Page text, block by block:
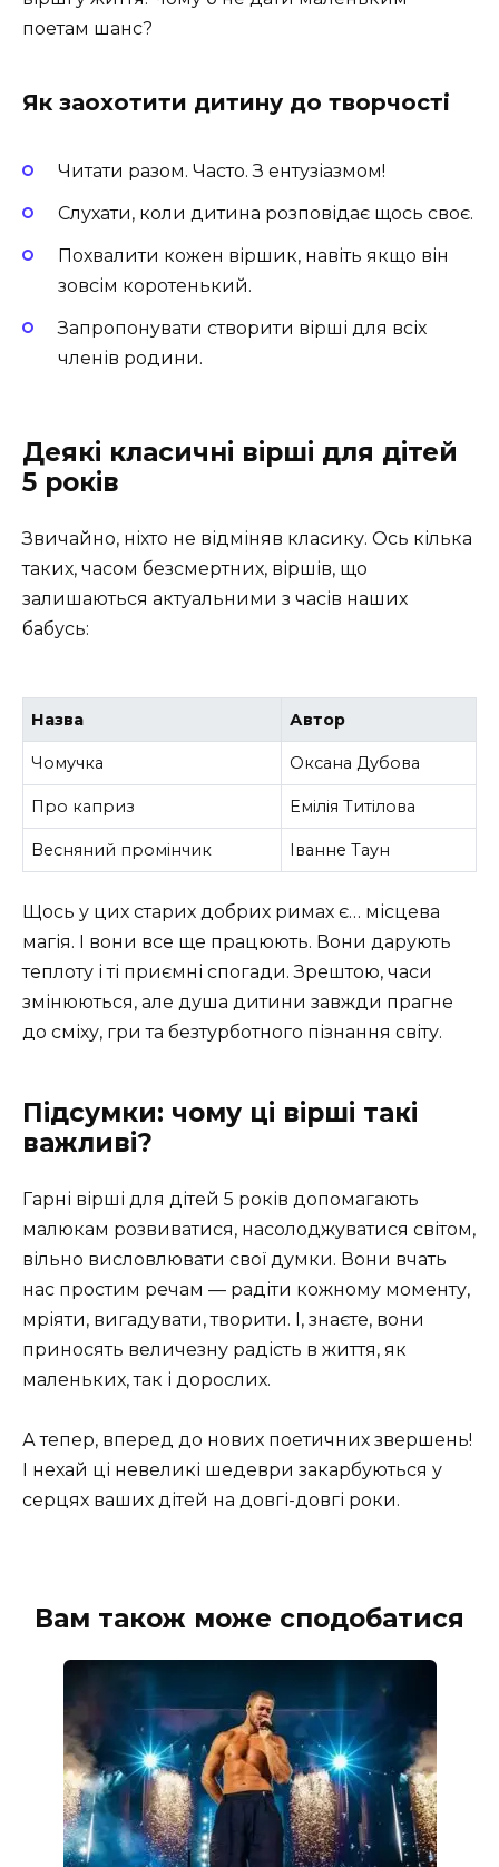
поетам шанс?
Як заохотити дитину до творчості
Читати разом. Часто. З ентузіазмом!
Слухати, коли дитина розповідає щось своє.
Похвалити кожен віршик, навіть якщо він
зовсім коротенький.
Запропонувати створити вірші для всіх
членів родини.
Деякі класичні вірші для дітей
5 років
Звичайно, ніхто не відміняв класику. Ось кілька
таких, часом безсмертних, віршів, що
залишаються актуальними з часів наших
бабусь:
Назва Автор
Чомучка Оксана Дубова
Про каприз Емілія Титілова
Весняний промінчик Іванне Таун
Щось у цих старих добрих римах є… місцева
магія. І вони все ще працюють. Вони дарують
теплоту і ті приємні спогади. Зрештою, часи
змінюються, але душа дитини завжди прагне
до сміху, гри та безтурботного пізнання світу.
Підсумки: чому ці вірші такі
важливі?
Гарні вірші для дітей 5 років допомагають
малюкам розвиватися, насолоджуватися світом,
вільно висловлювати свої думки. Вони вчать
нас простим речам — радіти кожному моменту,
мріяти, вигадувати, творити. І, знаєте, вони
приносять величезну радість в життя, як
маленьких, так і дорослих.
А тепер, вперед до нових поетичних звершень!
І нехай ці невеликі шедеври закарбуються у
серцях ваших дітей на довгі-довгі роки.
Вам також може сподобатися